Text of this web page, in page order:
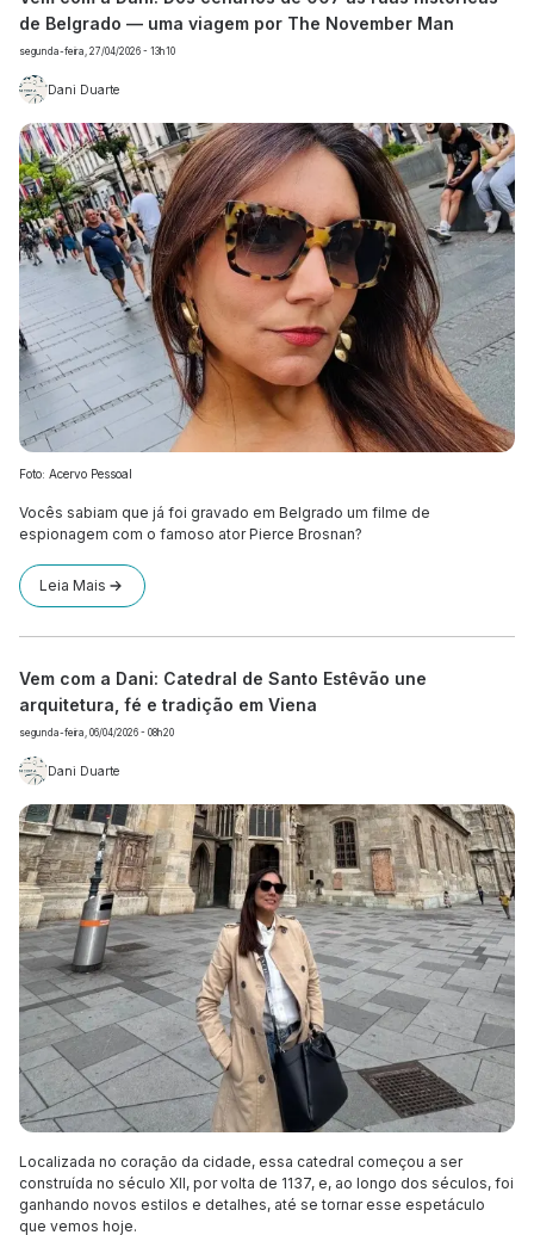
de Belgrado — uma viagem por The November Man
segunda-feira, 27/04/2026 - 13h10
Dani Duarte
Foto: Acervo Pessoal
Vocês sabiam que já foi gravado em Belgrado um filme de
espionagem com o famoso ator Pierce Brosnan?
Leia Mais
Vem com a Dani: Catedral de Santo Estêvão une
arquitetura, fé e tradição em Viena
segunda-feira, 06/04/2026 - 08h20
Dani Duarte
Localizada no coração da cidade, essa catedral começou a ser
construída no século XII, por volta de 1137, e, ao longo dos séculos, foi
ganhando novos estilos e detalhes, até se tornar esse espetáculo
que vemos hoje.